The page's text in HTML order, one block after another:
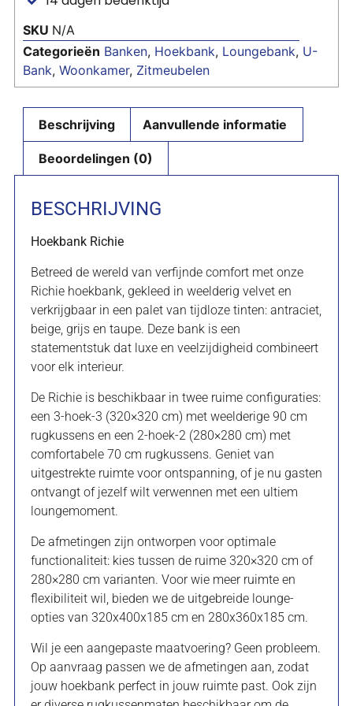
SKU N/A
Categorieën Banken, Hoekbank, Loungebank, U-
Bank,Woonkamer, Zitmeubelen
Beschrijving Aanvullende informatie
Beoordelingen (0)
BESCHRIJVING
Hoekbank Richie
Betreed de wereld van verfijnde comfort met onze
Richie hoekbank, gekleed in weelderig velvet en
verkrijgbaar in een palet van tijdloze tinten: antraciet,
beige, grijs en taupe. Deze bank is een
statementstuk dat luxe en veelzijdigheid combineert
voor elk interieur.
De Richie is beschikbaar in twee ruime configuraties:
een 3-hoek-3 (320×320 cm) met weelderige 90 cm
rugkussens en een 2-hoek-2 (280×280 cm) met
comfortabele 70 cm rugkussens. Geniet van
uitgestrekte ruimte voor ontspanning, of je nu gasten
ontvangt of jezelf wilt verwennen met een ultiem
loungemoment.
De afmetingen zijn ontworpen voor optimale
functionaliteit: kies tussen de ruime 320×320 cm of
280×280 cm varianten. Voor wie meer ruimte en
flexibiliteit wil, bieden we de uitgebreide lounge-
opties van 320x400x185 cm en 280x360x185 cm.
Wil je een aangepaste maatvoering? Geen probleem.
Op aanvraag passen we de afmetingen aan, zodat
jouw hoekbank perfect in jouw ruimte past. Ook zijn